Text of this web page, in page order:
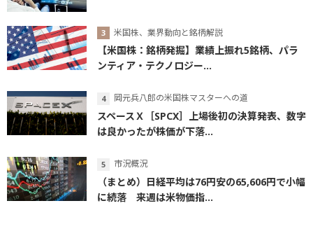
米国株、業界動向と銘柄解説
【米国株：銘柄発掘】業績上振れ5銘柄、パラ
ンティア・テクノロジー...
岡元兵八郎の米国株マスターへの道
スペースＸ［SPCX］上場後初の決算発表、数字
は良かったが株価が下落...
市況概況
（まとめ）日経平均は76円安の65,606円で小幅
に続落 来週は米物価指...